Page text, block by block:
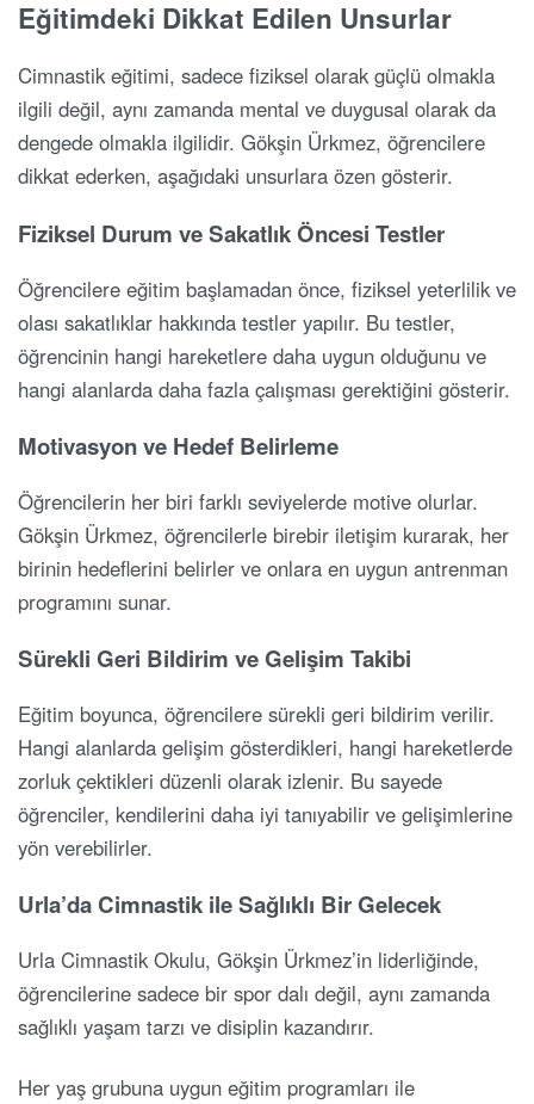
Eğitimdeki Dikkat Edilen Unsurlar
Cimnastik eğitimi, sadece fiziksel olarak güçlü olmakla
ilgili değil, aynı zamanda mental ve duygusal olarak da
dengede olmakla ilgilidir. Gökşin Ürkmez, öğrencilere
dikkat ederken, aşağıdaki unsurlara özen gösterir.
Fiziksel Durum ve Sakatlık Öncesi Testler
Öğrencilere eğitim başlamadan önce, fiziksel yeterlilik ve
olası sakatlıklar hakkında testler yapılır. Bu testler,
öğrencinin hangi hareketlere daha uygun olduğunu ve
hangi alanlarda daha fazla çalışması gerektiğini gösterir.
Motivasyon ve Hedef Belirleme
Öğrencilerin her biri farklı seviyelerde motive olurlar.
Gökşin Ürkmez, öğrencilerle birebir iletişim kurarak, her
birinin hedeflerini belirler ve onlara en uygun antrenman
programını sunar.
Sürekli Geri Bildirim ve Gelişim Takibi
Eğitim boyunca, öğrencilere sürekli geri bildirim verilir.
Hangi alanlarda gelişim gösterdikleri, hangi hareketlerde
zorluk çektikleri düzenli olarak izlenir. Bu sayede
öğrenciler, kendilerini daha iyi tanıyabilir ve gelişimlerine
yön verebilirler.
Urla’da Cimnastik ile Sağlıklı Bir Gelecek
Urla Cimnastik Okulu, Gökşin Ürkmez’in liderliğinde,
öğrencilerine sadece bir spor dalı değil, aynı zamanda
sağlıklı yaşam tarzı ve disiplin kazandırır.
Her yaş grubuna uygun eğitim programları ile